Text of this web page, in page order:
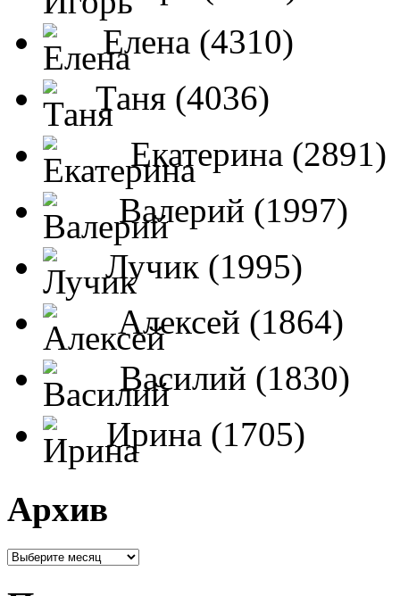
Елена (4310)
Таня (4036)
Екатерина (2891)
Валерий (1997)
Лучик (1995)
Алексей (1864)
Василий (1830)
Ирина (1705)
Архив